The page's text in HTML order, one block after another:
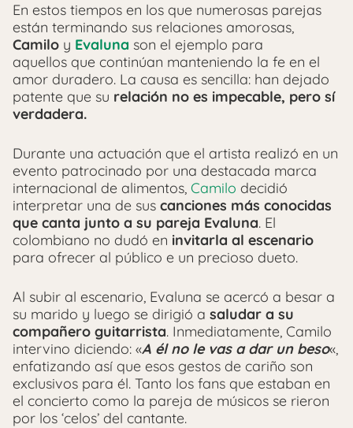
En estos tiempos en los que numerosas parejas
están terminando sus relaciones amorosas,
Camilo y Evaluna son el ejemplo para
aquellos que continúan manteniendo la fe en el
amor duradero. La causa es sencilla: han dejado
patente que su relación no es impecable, pero sí
verdadera.
Durante una actuación que el artista realizó en un
evento patrocinado por una destacada marca
internacional de alimentos, Camilo decidió
interpretar una de sus canciones más conocidas
que canta junto a su pareja Evaluna. El
colombiano no dudó en invitarla al escenario
para ofrecer al público e un precioso dueto.
Al subir al escenario, Evaluna se acercó a besar a
su marido y luego se dirigió a saludar a su
compañero guitarrista. Inmediatamente, Camilo
intervino diciendo: «A él no le vas a dar un beso«,
enfatizando así que esos gestos de cariño son
exclusivos para él. Tanto los fans que estaban en
el concierto como la pareja de músicos se rieron
por los ‘celos’ del cantante.